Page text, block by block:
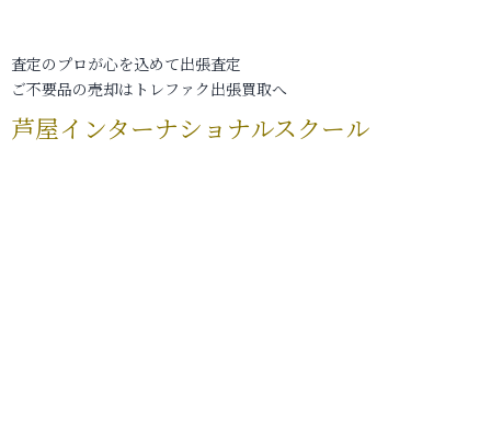
査定のプロが心を込めて出張査定
ご不要品の売却はトレファク出張買取へ
芦屋インターナショナルスクール